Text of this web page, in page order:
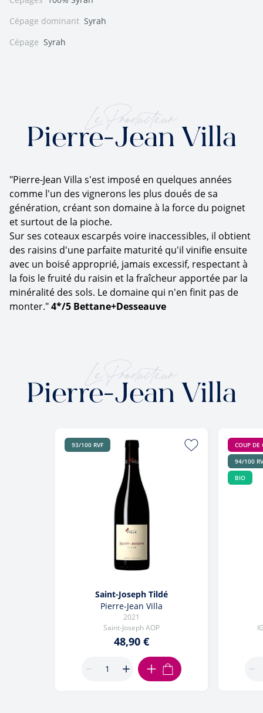
Cépage dominant Syrah
Cépage Syrah
Le Producteur
Pierre-Jean Villa
"Pierre-Jean Villa s'est imposé en quelques années
comme l'un des vignerons les plus doués de sa
génération, créant son domaine à la force du poignet
et surtout de la pioche.
Sur ses coteaux escarpés voire inaccessibles, il obtient
des raisins d'une parfaite maturité qu'il vinifie ensuite
avec un boisé approprié, jamais excessif, respectant à
la fois le fruité du raisin et la fraîcheur apportée par la
minéralité des sols. Le domaine qui n'en finit pas de
monter."4*/5 Bettane+Desseauve
Le Producteur
Pierre-Jean Villa
93/100 RVF
Saint-Joseph Tildé
Pierre-Jean Villa
2021
Saint-Joseph AOP
48,90 €
AJOUTER AU PANIER
COUP DE
94/100
BIO